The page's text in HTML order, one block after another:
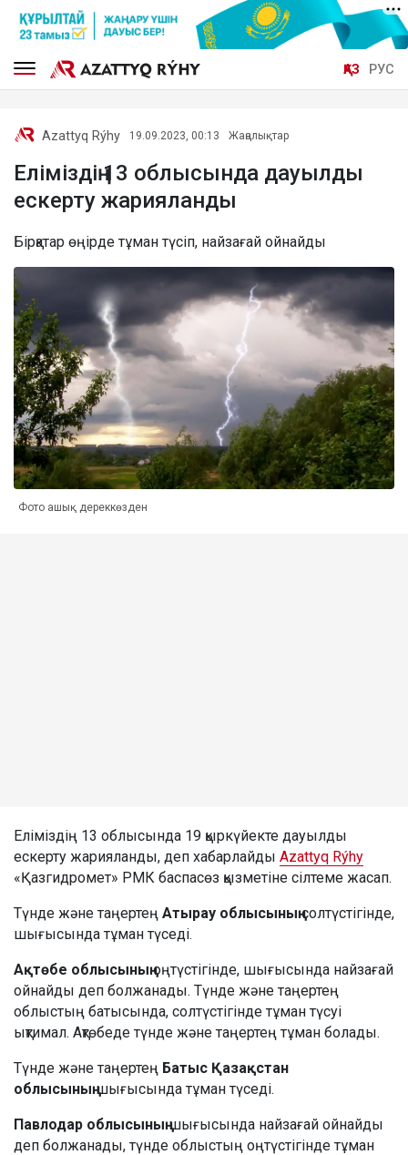
ҚАЗ РУС
Azattyq Rýhy 19.09.2023, 00:13 Жаңалықтар
Еліміздің 13 облысында дауылды
ескерту жарияланды
Бірқатар өңірде тұман түсіп, найзағай ойнайды
Фото ашық дереккөзден
Еліміздің 13 облысында 19 қыркүйекте дауылды
ескерту жарияланды, деп хабарлайды Azattyq Rýhy
«Қазгидромет» РМК баспасөз қызметіне сілтеме жасап.
Түнде және таңертең Атырау облысыныңсолтүстігінде,
шығысында тұман түседі.
Ақтөбе облысыныңоңтүстігінде, шығысында найзағай
ойнайды деп болжанады. Түнде және таңертең
облыстың батысында, солтүстігінде тұман түсуі
ықтимал. Ақтөбеде түнде және таңертең тұман болады.
Түнде және таңертең Батыс Қазақстан
облысыныңшығысында тұман түседі.
Павлодар облысыныңшығысында найзағай ойнайды
деп болжанады, түнде облыстың оңтүстігінде тұман